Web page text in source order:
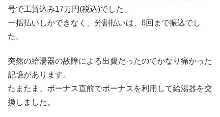
号で工賃込み17万円(税込)でした。
一括払いしかできなく、分割払いは、6回まで振込でし
た。
突然の給湯器の故障による出費だったのでかなり痛かった
記憶があります。
たまたま、ボーナス直前でボーナスを利用して給湯器を交
換しました。